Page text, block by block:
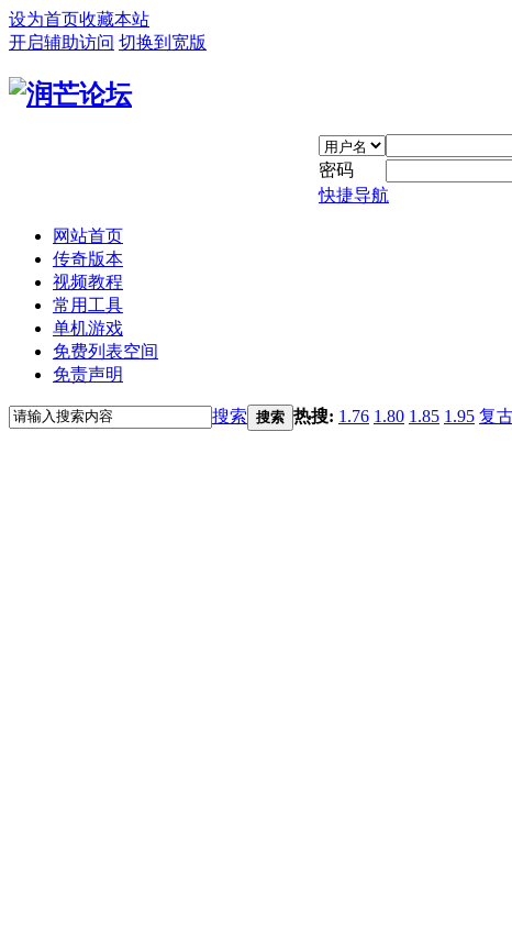
设为首页收藏本站
开启辅助访问 切换到宽版
密码
快捷导航
网站首页
传奇版本
视频教程
常用工具
单机游戏
免费列表空间
免责声明
搜索 搜索 热搜: 1.76 1.80 1.85 1.95 复